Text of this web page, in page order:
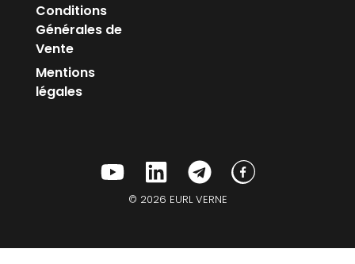
Conditions
Générales de
Vente
Mentions
légales
© 2026 EURL VERNE